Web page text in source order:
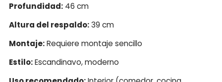
Profundidad: 46 cm
Altura del respaldo:39 cm
Montaje:Requiere montaje sencillo
Estilo:Escandinavo, moderno